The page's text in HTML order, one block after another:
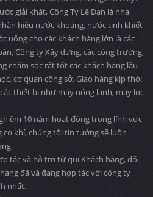
giải khát, Công Ty Lê Đan là nhà
hiệu nước khoáng, nước tinh khiết
uống cho các khách hàng lớn là các
Công ty Xây dựng, các công trường,
chăm sóc rất tốt các khách hàng lâu
cơ quan công sở. Giao hàng kịp thời,
thiết bị như máy nóng lạnh, máy lọc
10 năm hoạt động trong lĩnh vực
khí, chúng tôi tin tưởng sẽ luôn
tác và hỗ trợ từ quí Khách hàng, đối
đã và đang hợp tác với công ty
nhất.